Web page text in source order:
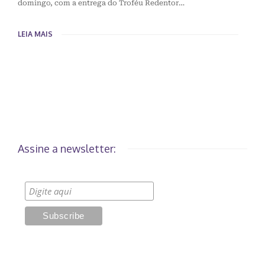
domingo, com a entrega do Troféu Redentor…
LEIA MAIS
Assine a newsletter: